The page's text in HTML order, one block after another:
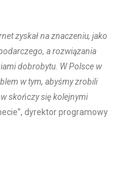
zyskał na znaczeniu, jako
a rozwiązania
dobrobytu. W Polsce w
w tym, abyśmy zrobili
skończy się kolejnymi
dyrektor programowy